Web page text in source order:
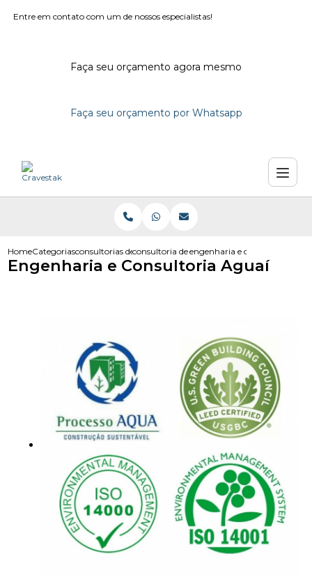
Entre em contato com um de nossos especialistas!
Faça seu orçamento agora mesmo
Faça seu orçamento por Whatsapp
HomeCategoriasconsultorias de engenhariaconsultoria de engenharia civil
engenharia e consultoria
Engenharia e Consultoria Aguaí